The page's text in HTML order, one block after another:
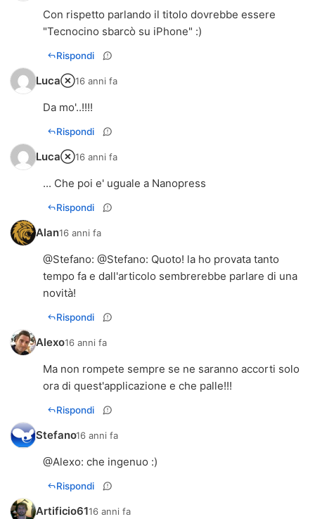
Con rispetto parlando il titolo dovrebbe essere
"Tecnocino sbarcò su iPhone" :)
Rispondi
Luca16 anni fa
Da mo'..!!!!
Rispondi
Luca16 anni fa
... Che poi e' uguale a Nanopress
Rispondi
Alan16 anni fa
@Stefano: @Stefano: Quoto! la ho provata tanto
tempo fa e dall'articolo sembrerebbe parlare di una
novità!
Rispondi
Alexo16 anni fa
Ma non rompete sempre se ne saranno accorti solo
ora di quest'applicazione e che palle!!!
Rispondi
Stefano16 anni fa
@Alexo: che ingenuo :)
Rispondi
Artificio6116 anni fa